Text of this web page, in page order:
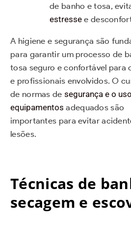
de banho e tosa,
estresse e
A higiene e segurança são
para garantir um processo de
tosa seguro e confortável para
e profissionais envolvidos. O
de normas de segurança e o
equipamentos adequados são
importantes para evitar
lesões.
Técnicas de
secagem e